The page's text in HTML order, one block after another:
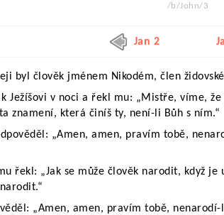
/b/John/3
Jan 2
byl člověk jménem Nikodém, člen
k Ježíšovi v noci a řekl mu: „Mistře, víme,
znamení, která činíš ty, není-li Bůh s ním.“
„Amen, amen, pravím tobě,
řekl: „Jak se může člověk narodit, když
„Amen, amen, pravím tobě,